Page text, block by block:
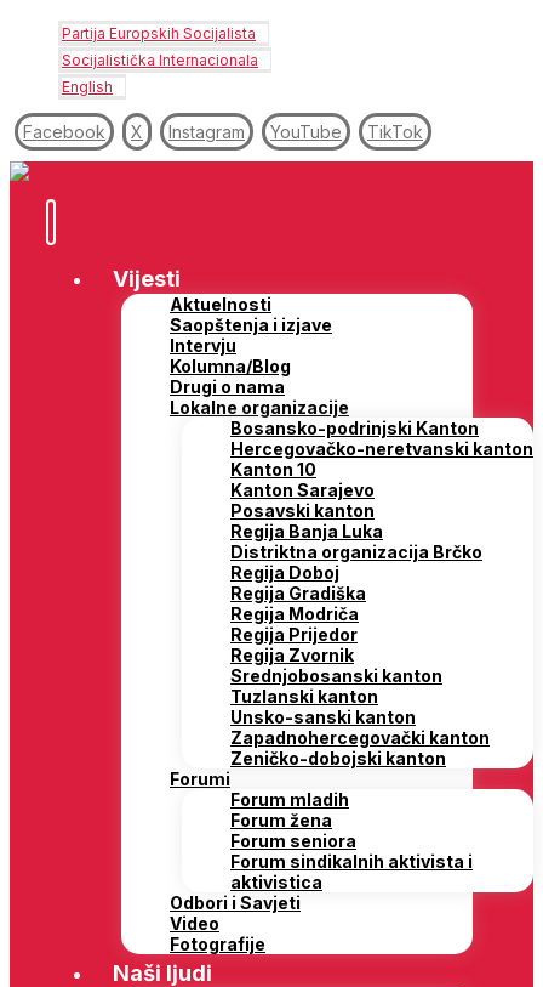
Partija Europskih Socijalista
Socijalistička Internacionala
English
Facebook X Instagram YouTube TikTok
Vijesti
Aktuelnosti
Saopštenja i izjave
Intervju
Kolumna/Blog
Drugi o nama
Lokalne organizacije
Bosansko-podrinjski Kanton
Hercegovačko-neretvanski kanton
Kanton 10
Kanton Sarajevo
Posavski kanton
Regija Banja Luka
Distriktna organizacija Brčko
Regija Doboj
Regija Gradiška
Regija Modriča
Regija Prijedor
Regija Zvornik
Srednjobosanski kanton
Tuzlanski kanton
Unsko-sanski kanton
Zapadnohercegovački kanton
Zeničko-dobojski kanton
Forumi
Forum mladih
Forum žena
Forum seniora
Forum sindikalnih aktivista i
aktivistica
Odbori i Savjeti
Video
Fotografije
Naši ljudi